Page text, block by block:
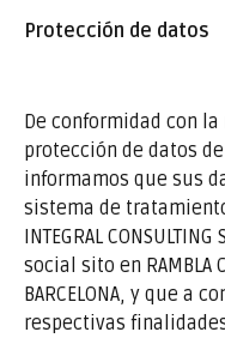
Protección de datos
De conformidad con
protección de datos
informamos que sus
sistema de
INTEGRAL
social sito en RAMBLA
BARCELONA, y que a
respectivas